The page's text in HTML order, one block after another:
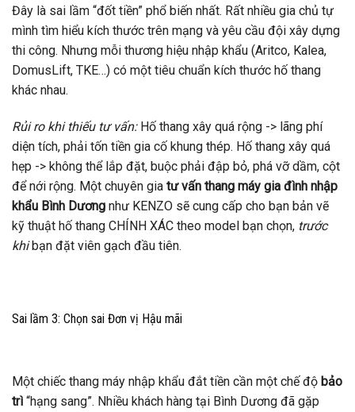
Đây là sai lầm “đốt tiền” phổ biến nhất. Rất nhiều gia chủ tự
mình tìm hiểu kích thước trên mạng và yêu cầu đội xây dựng
thi công. Nhưng mỗi thương hiệu nhập khẩu (Aritco, Kalea,
DomusLift, TKE…) có một tiêu chuẩn kích thước hố thang
khác nhau.
Rủi ro khi thiếu tư vấn:Hố thang xây quá rộng -> lãng phí
diện tích, phải tốn tiền gia cố khung thép. Hố thang xây quá
hẹp -> không thể lắp đặt, buộc phải đập bỏ, phá vỡ dầm, cột
để nới rộng. Một chuyên gia tư vấn thang máy gia đình nhập
khẩu Bình Dương như KENZO sẽ cung cấp cho bạn bản vẽ
kỹ thuật hố thang CHÍNH XÁC theo model bạn chọn, trước
khibạn đặt viên gạch đầu tiên.
Sai lầm 3: Chọn sai Đơn vị Hậu mãi
Một chiếc thang máy nhập khẩu đắt tiền cần một chế độ bảo
trì “hạng sang”. Nhiều khách hàng tại Bình Dương đã gặp